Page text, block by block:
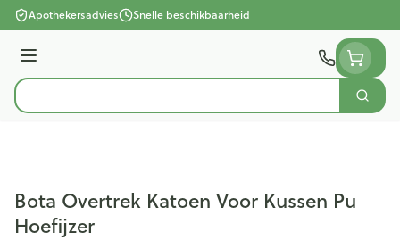
Ga naar de inhoud
Apothekersadvies Snelle beschikbaarheid
Menu
Product, merk, categorie...
Zoek
Bota Overtrek Katoen Voor Kussen Pu
Hoefijzer